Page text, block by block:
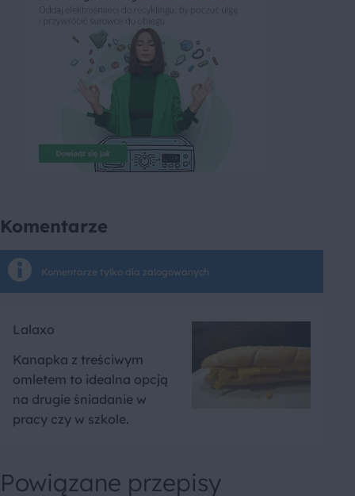
Komentarze
Komentarze tylko dla zalogowanych
Lalaxo
Kanapka z treściwym
omletem to idealna opcją
na drugie śniadanie w
pracy czy w szkole.
Powiązane przepisy